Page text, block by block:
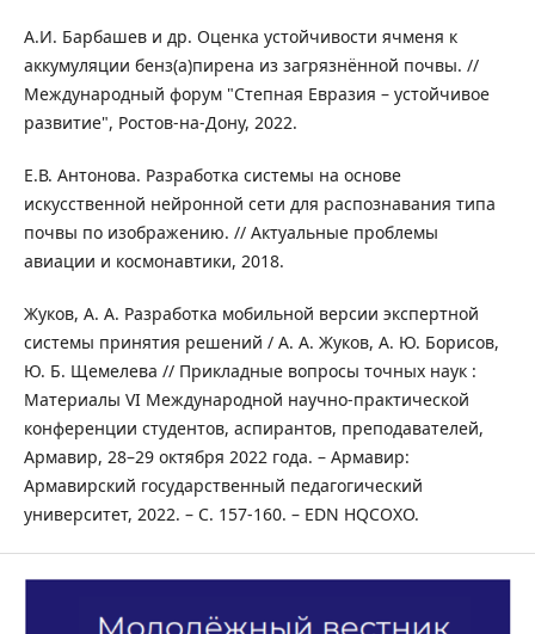
А.И. Барбашев и др. Оценка устойчивости ячменя к
аккумуляции бенз(а)пирена из загрязнённой почвы. //
Международный форум "Степная Евразия – устойчивое
развитие", Ростов-на-Дону, 2022.
Е.В. Антонова. Разработка системы на основе
искусственной нейронной сети для распознавания типа
почвы по изображению. // Актуальные проблемы
авиации и космонавтики, 2018.
Жуков, А. А. Разработка мобильной версии экспертной
системы принятия решений / А. А. Жуков, А. Ю. Борисов,
Ю. Б. Щемелева // Прикладные вопросы точных наук :
Материалы VI Международной научно-практической
конференции студентов, аспирантов, преподавателей,
Армавир, 28–29 октября 2022 года. – Армавир:
Армавирский государственный педагогический
университет, 2022. – С. 157-160. – EDN HQCOXO.